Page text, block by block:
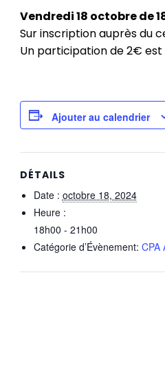
Vendredi 18 octobre de
Sur inscription auprès du
Un participation de 2€
Ajouter au calendrier
DÉTAILS
Date : octobre 18, 2024
Heure :
18h00 - 21h00
Catégorie d’Évènement: CPA